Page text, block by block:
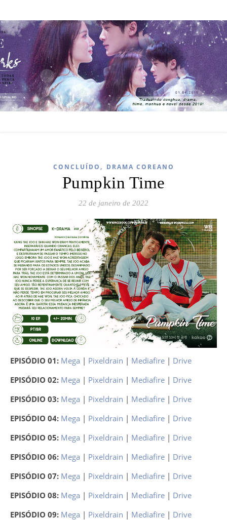
CONCLUÍDO , DRAMA COREANO
Pumpkin Time
22 de janeiro de 2022
EPISÓDIO 01: Mega | Pixeldrain | Mediafire | Drive
EPISÓDIO 02: Mega | Pixeldrain | Mediafire | Drive
EPISÓDIO 03: Mega | Pixeldrain | Mediafire | Drive
EPISÓDIO 04: Mega | Pixeldrain | Mediafire | Drive
EPISÓDIO 05: Mega | Pixeldrain | Mediafire | Drive
EPISÓDIO 06: Mega | Pixeldrain | Mediafire | Drive
EPISÓDIO 07: Mega | Pixeldrain | Mediafire | Drive
EPISÓDIO 08: Mega | Pixeldrain | Mediafire | Drive
EPISÓDIO 09: Mega | Pixeldrain | Mediafire | Drive